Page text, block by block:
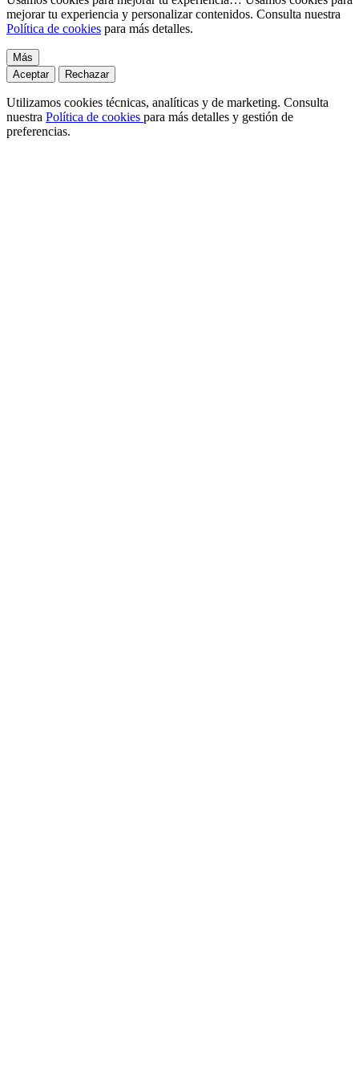
mejorar tu experiencia y personalizar contenidos. Consulta nuestra
Política de cookies para más detalles.
Más
Aceptar
Rechazar
Utilizamos cookies técnicas, analíticas y de marketing. Consulta
nuestra Política de cookies para más detalles y gestión de
preferencias.